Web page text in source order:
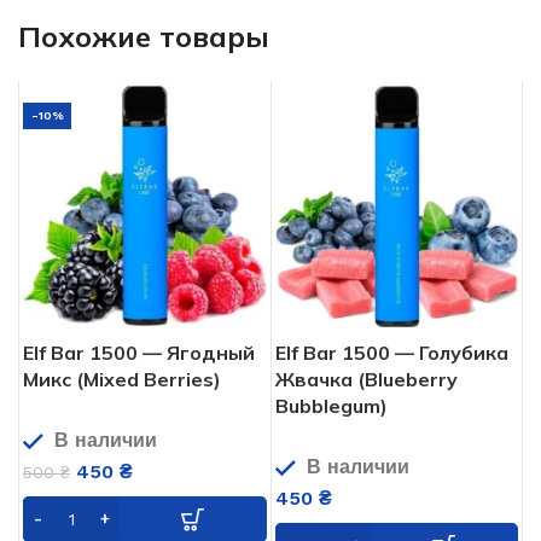
Похожие товары
-10%
Elf Bar 1500 — Ягодный
Микс (Mixed Berries)
В наличии
500₴ 450 ₴
Elf Bar 1500 — Голубика
Жвачка (Blueberry
Bubblegum)
В наличии
450 ₴